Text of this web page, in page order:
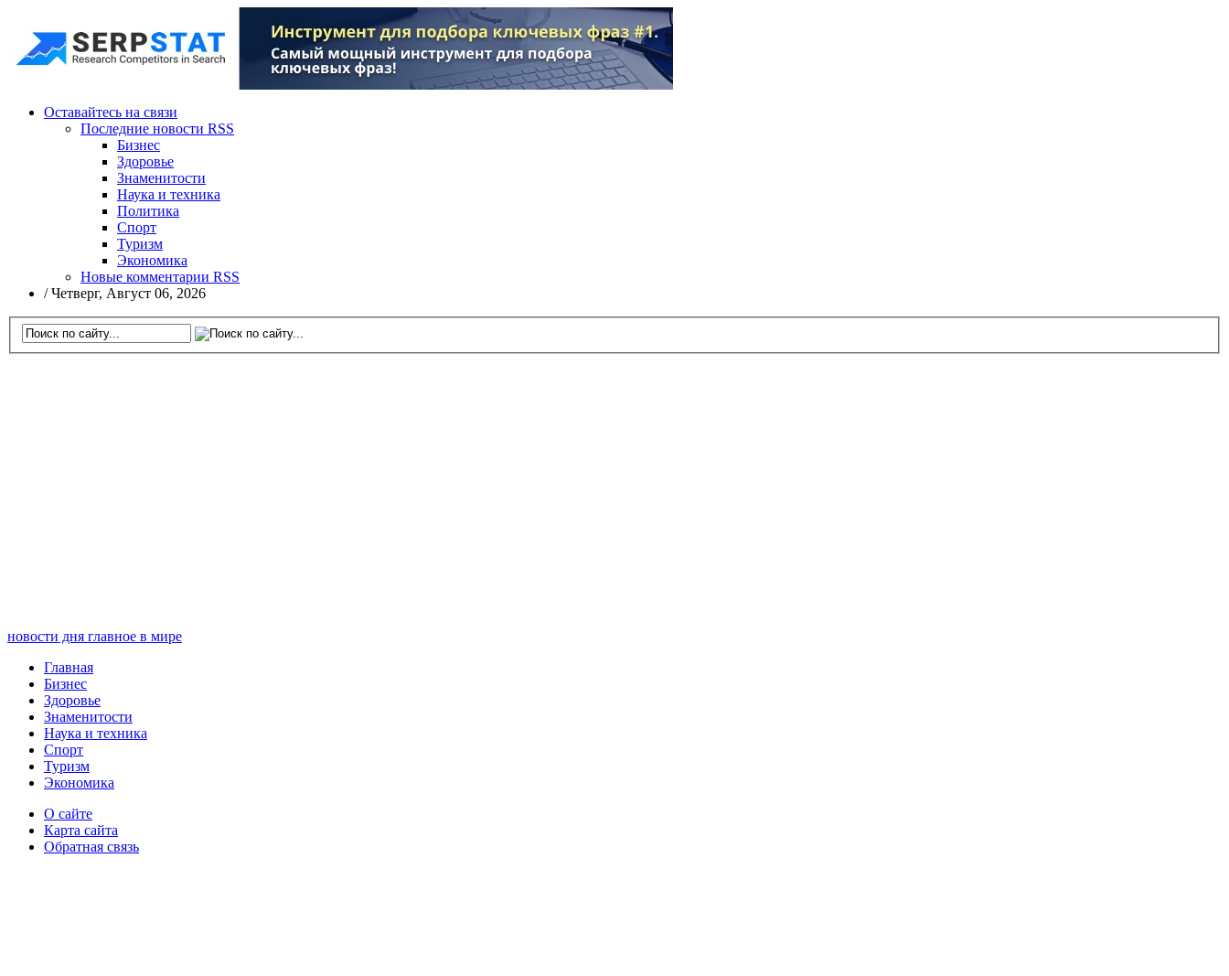
Оставайтесь на связи
Последние новости RSS
Бизнес
Здоровье
Знаменитости
Наука и техника
Политика
Спорт
Туризм
Экономика
Новые комментарии RSS
/Четверг, Август 06, 2026
новости дня главное в мире
Главная
Бизнес
Здоровье
Знаменитости
Наука и техника
Спорт
Туризм
Экономика
О сайте
Карта сайта
Обратная связь